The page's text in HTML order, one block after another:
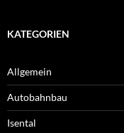
KATEGORIEN
Allgemein
Autobahnbau
Isental